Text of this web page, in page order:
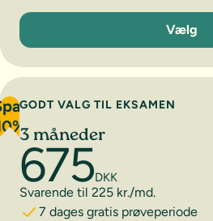
1 måned
Vælg
GODT VALG TIL EKSAMEN
3 måneder
675DKK
Svarende til 225 kr./md.
7 dages gratis prøveperiode